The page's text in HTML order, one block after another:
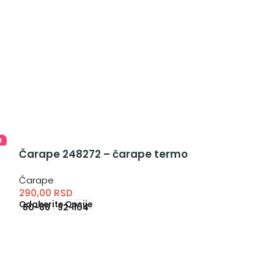
Čarape 248272 – čarape termo
Čarape
290,00 RSD
Odaberite Opcije
80-86 92-104